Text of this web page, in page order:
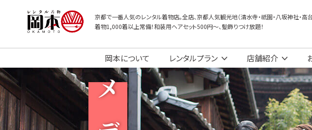
京都で一番人気のレンタル着物店。全店、京都人気観光地（清水寺・祇園・八坂神社・高台
着物1,000着以上常備！和装用ヘアセット500円〜、髪飾りつけ放題！
岡本について レンタルプラン 店舗紹介